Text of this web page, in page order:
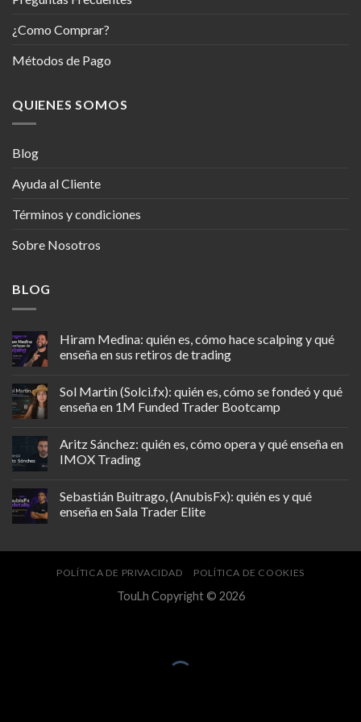
¿Como Comprar?
Métodos de Pago
QUIENES SOMOS
Blog
Ayuda al Cliente
Términos y condiciones
Sobre Nosotros
BLOG
Hiram Medina: quién es, cómo hace scalping y qué
enseña en sus retiros de trading
Sol Martin (Solci.fx): quién es, cómo se fondeó y qué
enseña en 1M Funded Trader Bootcamp
Aritz Sánchez: quién es, cómo opera y qué enseña en
IMOX Trading
Sebastián Buitrago, (AnubisFx): quién es y qué
enseña en Sala Trader Elite
POLÍTICA DE PRIVACIDAD POLÍTICA DE COOKIES
TouLh Copyright © 2026